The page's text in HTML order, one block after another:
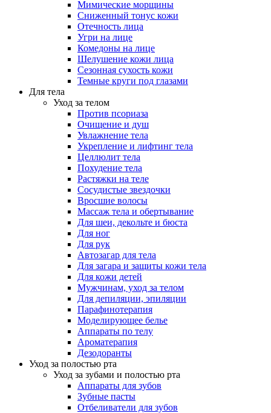
Мимические морщины
Сниженный тонус кожи
Отечность лица
Угри на лице
Комедоны на лице
Шелушение кожи лица
Сезонная сухость кожи
Темные круги под глазами
Для тела
Уход за телом
Против псориаза
Очищение и душ
Увлажнение тела
Укрепление и лифтинг тела
Целлюлит тела
Похудение тела
Растяжки на теле
Сосудистые звездочки
Вросшие волосы
Массаж тела и обертывание
Для шеи, декольте и бюста
Для ног
Для рук
Автозагар для тела
Для загара и защиты кожи тела
Для кожи детей
Мужчинам, уход за телом
Для депиляции, эпиляции
Парафинотерапия
Моделирующее белье
Аппараты по телу
Ароматерапия
Дезодоранты
Уход за полостью рта
Уход за зубами и полостью рта
Аппараты для зубов
Зубные пасты
Отбеливатели для зубов